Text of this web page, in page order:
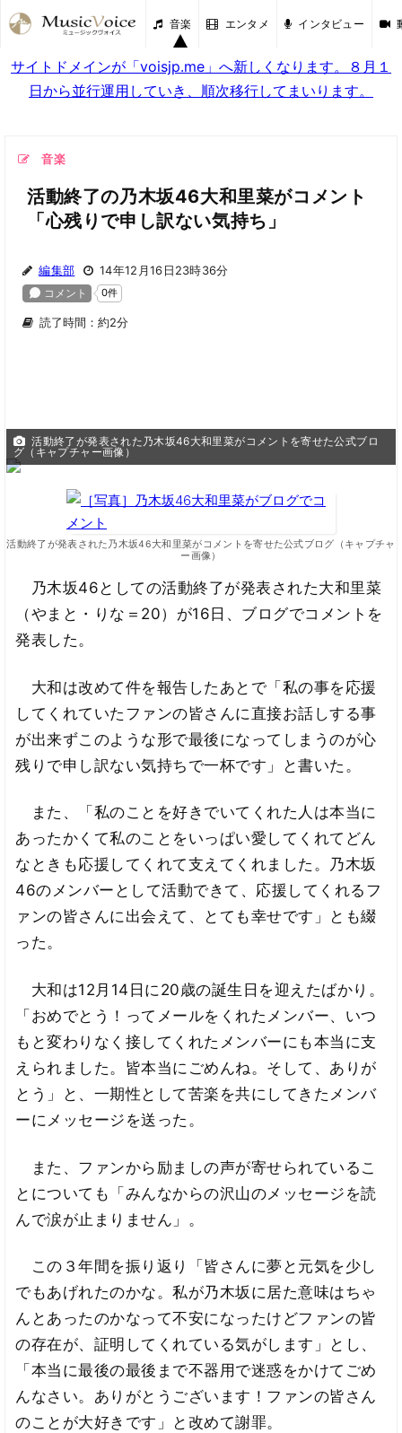
音楽 エンタメ インタビュー
サイトドメインが「voisjp.me」へ新しくなります。８月１
日から並行運用していき、順次移行してまいります。
音楽
活動終了の乃木坂46大和里菜がコメント
「心残りで申し訳ない気持ち」
編集部 14年12月16日23時36分
読了時間：約2分
活動終了が発表された乃木坂46大和里菜がコメントを寄せた公式ブロ
グ（キャプチャー画像）
活動終了が発表された乃木坂46大和里菜がコメントを寄せた公式ブログ（キャプチャ
ー画像）
乃木坂46としての活動終了が発表された大和里菜
（やまと・りな＝20）が16日、ブログでコメントを
発表した。
大和は改めて件を報告したあとで「私の事を応援
してくれていたファンの皆さんに直接お話しする事
が出来ずこのような形で最後になってしまうのが心
残りで申し訳ない気持ちで一杯です」と書いた。
また、「私のことを好きでいてくれた人は本当に
あったかくて私のことをいっぱい愛してくれてどん
なときも応援してくれて支えてくれました。乃木坂
46のメンバーとして活動できて、応援してくれるフ
ァンの皆さんに出会えて、とても幸せです」とも綴
った。
大和は12月14日に20歳の誕生日を迎えたばかり。
「おめでとう！ってメールをくれたメンバー、いつ
もと変わりなく接してくれたメンバーにも本当に支
えられました。皆本当にごめんね。そして、ありが
とう」と、一期性として苦楽を共にしてきたメンバ
ーにメッセージを送った。
また、ファンから励ましの声が寄せられているこ
とについても「みんなからの沢山のメッセージを読
んで涙が止まりません」。
この３年間を振り返り「皆さんに夢と元気を少し
でもあげれたのかな。私が乃木坂に居た意味はちゃ
んとあったのかなって不安になったけどファンの皆
の存在が、証明してくれている気がします」とし、
「本当に最後の最後まで不器用で迷惑をかけてごめ
んなさい。ありがとうございます！ファンの皆さん
のことが大好きです」と改めて謝罪。